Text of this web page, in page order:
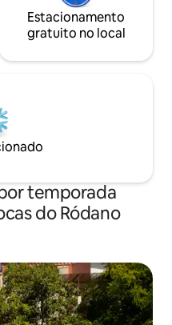
Estacionamento
gratuito no local
temporada
do Ródano